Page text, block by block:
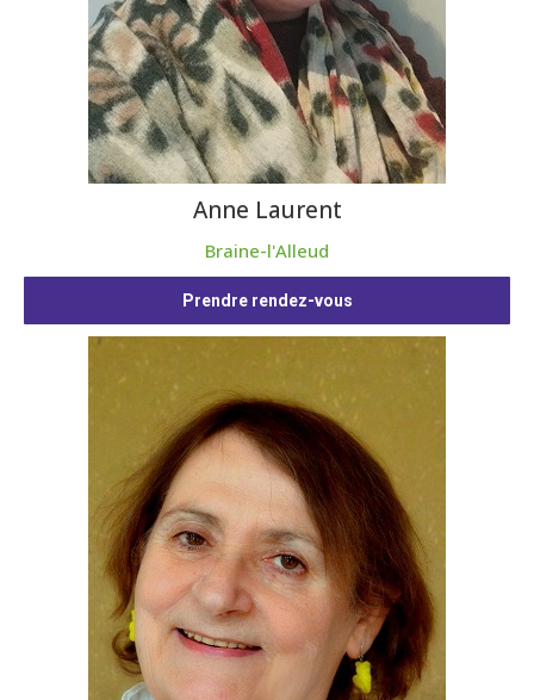
Anne Laurent
Braine-l'Alleud
Prendre rendez-vous